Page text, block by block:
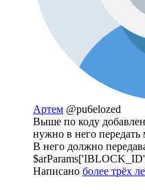
Артем @pu6elozed
Выше по коду
нужно в него
В него должно
Написано более трёх